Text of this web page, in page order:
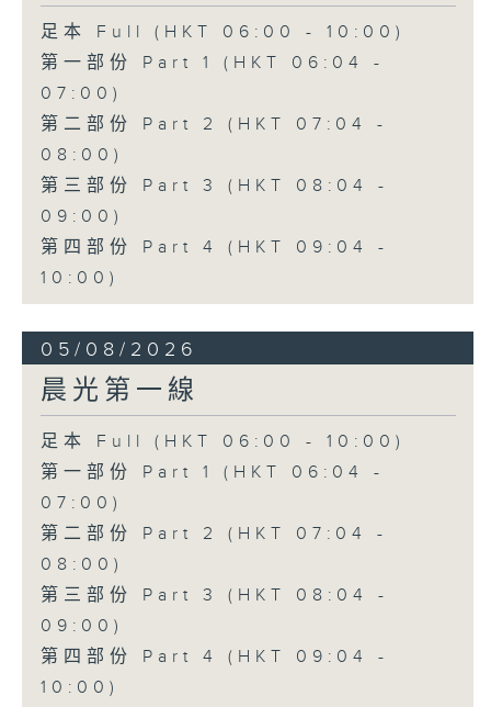
足本 Full (HKT 06:00 - 10:00)
第一部份 Part 1 (HKT 06:04 -
07:00)
第二部份 Part 2 (HKT 07:04 -
08:00)
第三部份 Part 3 (HKT 08:04 -
09:00)
第四部份 Part 4 (HKT 09:04 -
10:00)
05/08/2026
晨光第一線
足本 Full (HKT 06:00 - 10:00)
第一部份 Part 1 (HKT 06:04 -
07:00)
第二部份 Part 2 (HKT 07:04 -
08:00)
第三部份 Part 3 (HKT 08:04 -
09:00)
第四部份 Part 4 (HKT 09:04 -
10:00)